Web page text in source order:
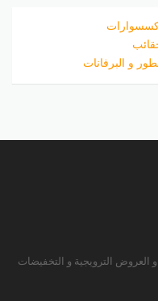
و البرفانات
العروض الترويجية و التخفيضات